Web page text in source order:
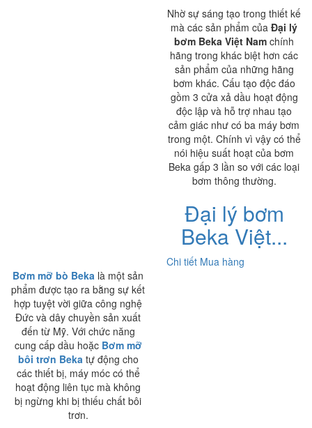
Nhờ sự sáng tạo trong thiết kế
mà các sản phẩm của Đại lý
bơm Beka Việt Nam chính
hãng trong khác biệt hơn các
sản phẩm của những hãng
bơm khác. Cấu tạo độc đáo
gồm 3 cửa xả dầu hoạt động
độc lập và hỗ trợ nhau tạo
cảm giác như có ba máy bơm
trong một. Chính vì vậy có thể
nói hiệu suất hoạt của bơm
Beka gấp 3 lần so với các loại
bơm thông thường.
Đại lý bơm
Beka Việt...
Chi tiết Mua hàng
Bơm mỡ bò Beka là một sản
phẩm được tạo ra bằng sự kết
hợp tuyệt vời giữa công nghệ
Đức và dây chuyền sản xuất
đến từ Mỹ. Với chức năng
cung cấp dầu hoặc Bơm mỡ
bôi trơn Bekatự động cho
các thiết bị, máy móc có thể
hoạt động liên tục mà không
bị ngừng khi bị thiếu chất bôi
trơn.